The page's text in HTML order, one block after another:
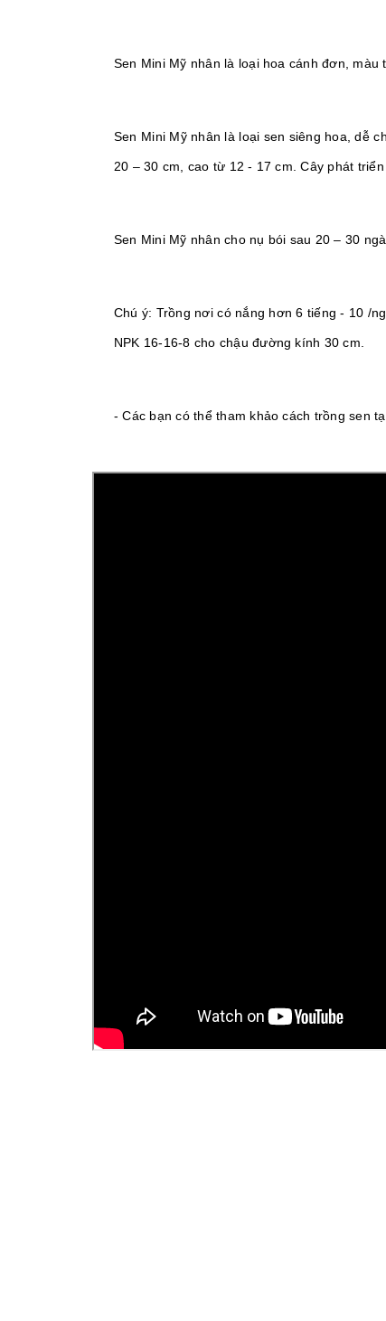
Sen Mini Mỹ nhân là loại hoa cánh đơn,
Sen Mini Mỹ nhân là loại sen siêng hoa, dễ
20 – 30 cm, cao từ 12 - 17 cm. Cây phát
Sen Mini Mỹ nhân cho nụ bói sau 20 – 30
Chú ý: Trồng nơi có nắng hơn 6 tiếng - 10 /
NPK 16-16-8 cho chậu đường kính 30 cm.
- Các bạn có thể tham khảo cách trồng sen